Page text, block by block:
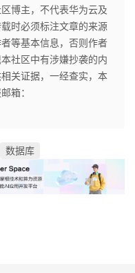
博主，不代表华为云及
时必须标注文章的来源
等基本信息，否则作者
社区中有涉嫌抄袭的内
关证据，一经查实，本
箱：
数据库